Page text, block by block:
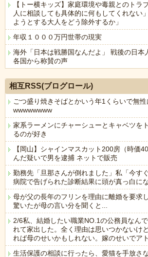
【トー横キッズ】家庭環境や毒親とのトラ
人に相談しても具体的に何もしてくれない
ようとする大人をどう除外するか」
年収１０００万円世帯の現実
海外「日本は戦勝国なんだよ」 戦後の日本
各国から称賛の声
相互RSS(ブログロール)
ごつ盛り焼きそばとかいう年1くらいで無
wwwwwwww
家系ラーメンにチャーシューとキャベツを
るのが好き
【岡山】シャインマスカット200房（時価
んだ疑いで男を逮捕 ネットで販売
勤務先「旦那さんが倒れました」私「今す
病院で告げられた診断結果に頭が真っ白に
母が父の長年のフリンを理由に離婚を要求
驚いたが母の言い分を聞くと...
2/6私、結婚したい職業NO.1の公務員なん
れて家出した。全く理由は思いつかないけ
れば母のせいかもしれない。嫁のせいでア
生活保護の相談に行ったら、愛猫を手放さ